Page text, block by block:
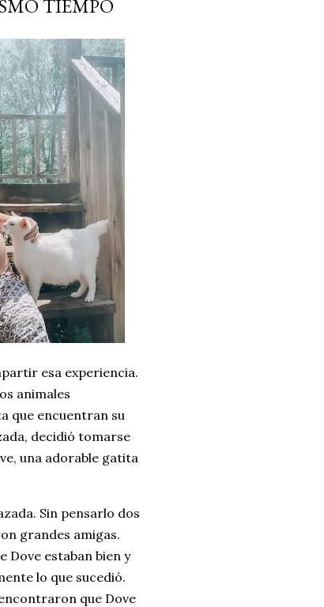
TIEMPO
esa experiencia.
animales
que encuentran su
decidió tomarse
una adorable gatita
Sin pensarlo dos
grandes amigas.
Dove estaban bien y
lo que sucedió.
que Dove